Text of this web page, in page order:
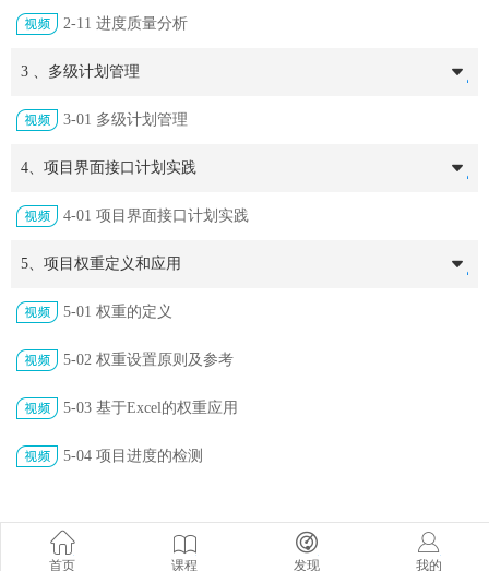
2-11 进度质量分析
3 、多级计划管理
3-01 多级计划管理
4、项目界面接口计划实践
4-01 项目界面接口计划实践
5、项目权重定义和应用
5-01 权重的定义
5-02 权重设置原则及参考
5-03 基于Excel的权重应用
5-04 项目进度的检测
首页 课程 发现 我的